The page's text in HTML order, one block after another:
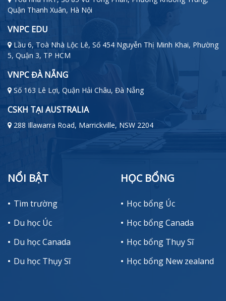
Quận Thanh Xuân, Hà Nội
VNPC EDU
Lầu 6, Toà Nhà Lộc Lê, Số 454 Nguyễn Thị Minh Khai, Phường
5, Quận 3, TP HCM
VNPC ĐÀ NẴNG
Số 163 Lê Lợi, Quận Hải Châu, Đà Nẵng
CSKH TẠI AUSTRALIA
288 Illawarra Road, Marrickville, NSW 2204
NỔI BẬT
Tìm trường
Du học Úc
Du học Canada
Du học Thụy Sĩ
HỌC BỔNG
Học bổng Úc
Học bổng Canada
Học bổng Thụy Sĩ
Học bổng New zealand